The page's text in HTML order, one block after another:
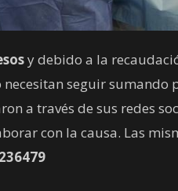
y debido a la
seguir sumando
a través de sus redes
con la causa. Las